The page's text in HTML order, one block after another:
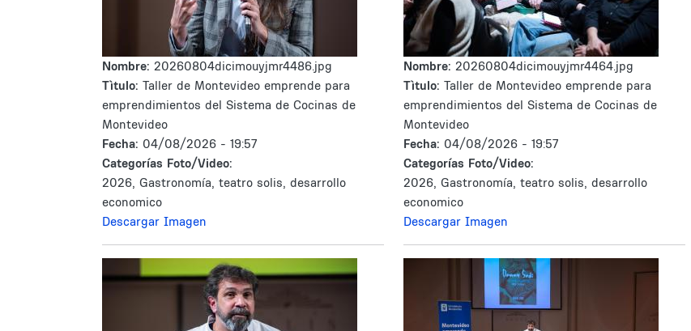
Nombre: 20260804dicimouyjmr4486.jpg
Tìtulo: Taller de Montevideo emprende para
emprendimientos del Sistema de Cocinas de
Montevideo
Fecha: 04/08/2026 - 19:57
Categorías Foto/Video:
2026, Gastronomía, teatro solis, desarrollo
economico
Descargar Imagen
Nombre: 20260804dicimouyjmr4464.jpg
Tìtulo: Taller de Montevideo emprende para
emprendimientos del Sistema de Cocinas de
Montevideo
Fecha: 04/08/2026 - 19:57
Categorías Foto/Video:
2026, Gastronomía, teatro solis, desarrollo
economico
Descargar Imagen